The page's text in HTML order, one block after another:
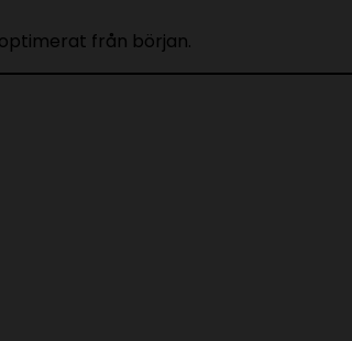
från början.